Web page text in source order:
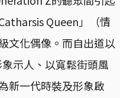
Queen」（情
文化偶像。而自出道以
示人、以寬鬆街頭風
新一代時裝及形象啟